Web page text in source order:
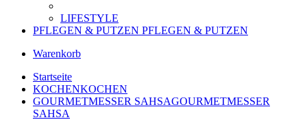
LIFESTYLE
PFLEGEN & PUTZEN PFLEGEN & PUTZEN
Warenkorb
Startseite
KOCHENKOCHEN
GOURMETMESSER SAHSAGOURMETMESSER
SAHSA